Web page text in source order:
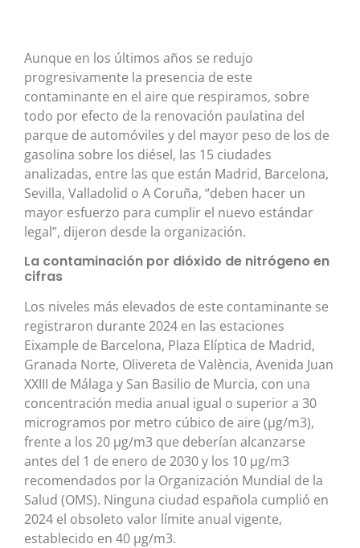
Aunque en los últimos años se redujo
progresivamente la presencia de este
contaminante en el aire que respiramos, sobre
todo por efecto de la renovación paulatina del
parque de automóviles y del mayor peso de los de
gasolina sobre los diésel, las 15 ciudades
analizadas, entre las que están Madrid, Barcelona,
Sevilla, Valladolid o A Coruña, “deben hacer un
mayor esfuerzo para cumplir el nuevo estándar
legal”, dijeron desde la organización.
La contaminación por dióxido de nitrógeno en
cifras
Los niveles más elevados de este contaminante se
registraron durante 2024 en las estaciones
Eixample de Barcelona, Plaza Elíptica de Madrid,
Granada Norte, Olivereta de València, Avenida Juan
XXIII de Málaga y San Basilio de Murcia, con una
concentración media anual igual o superior a 30
microgramos por metro cúbico de aire (μg/m3),
frente a los 20 μg/m3 que deberían alcanzarse
antes del 1 de enero de 2030 y los 10 μg/m3
recomendados por la Organización Mundial de la
Salud (OMS). Ninguna ciudad española cumplió en
2024 el obsoleto valor límite anual vigente,
establecido en 40 μg/m3.